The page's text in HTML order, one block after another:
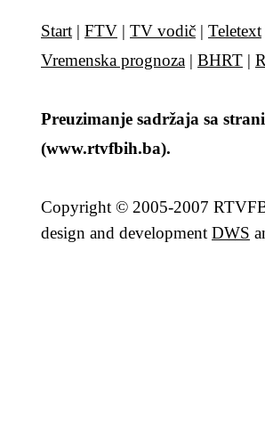
Start | FTV | TV vodič | Teletext
Vremenska prognoza | BHRT |
Preuzimanje sadržaja sa
(www.rtvfbih.ba).
Copyright © 2005-2007
design and development DWS